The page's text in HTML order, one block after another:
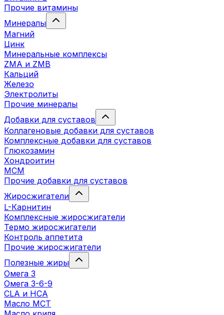
Прочие витамины
Минералы
Магний
Цинк
Минеральные комплексы
ZMA и ZMB
Кальций
Железо
Электролиты
Прочие минералы
Добавки для суставов
Коллагеновые добавки для суставов
Комплексные добавки для суставов
Глюкозамин
Хондроитин
MCM
Прочие добавки для суставов
Жиросжигатели
L-Карнитин
Комплексные жиросжигатели
Термо жиросжигатели
Контроль аппетита
Прочие жиросжигатели
Полезные жиры
Омега 3
Омега 3-6-9
CLA и HCA
Масло МСТ